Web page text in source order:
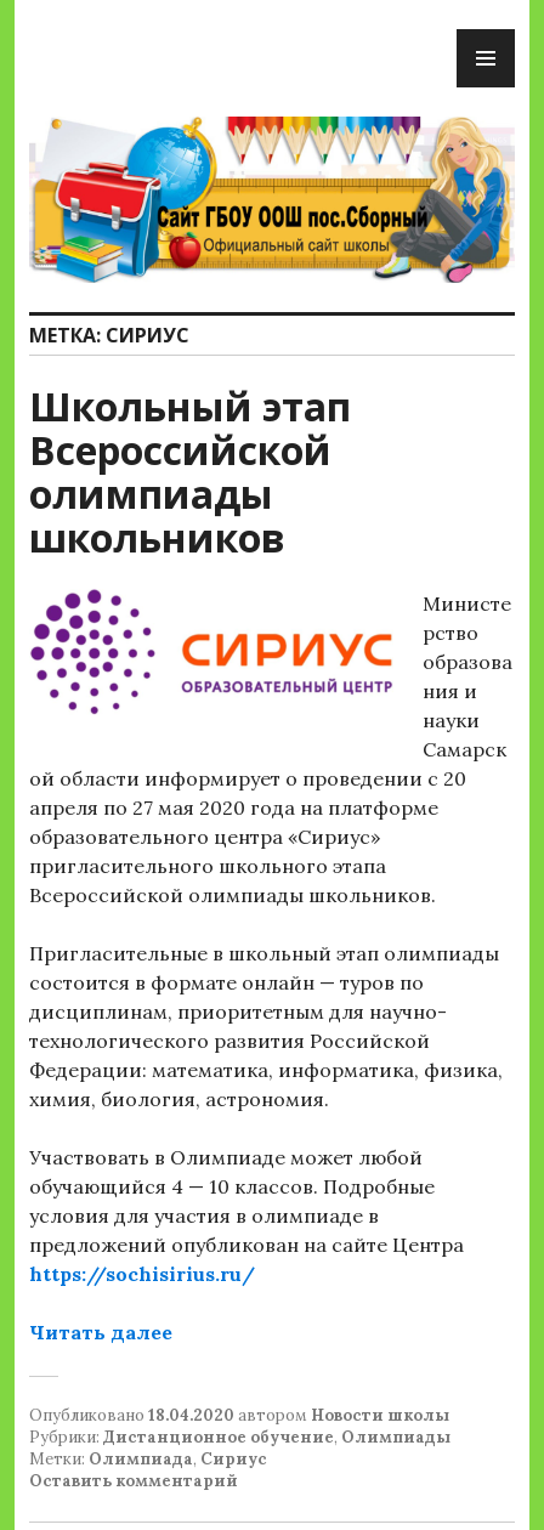
Сайт ГБОУ ООШ пос.Сборный
МЕТКА: СИРИУС
Школьный этап
Всероссийской
олимпиады
школьников
Министе
рство
образова
ния и
науки
Самарск
ой области информирует о проведении с 20
апреля по 27 мая 2020 года на платформе
образовательного центра «Сириус»
пригласительного школьного этапа
Всероссийской олимпиады школьников.
Пригласительные в школьный этап олимпиады
состоится в формате онлайн — туров по
дисциплинам, приоритетным для научно-
технологического развития Российской
Федерации: математика, информатика, физика,
химия, биология, астрономия.
Участвовать в Олимпиаде может любой
обучающийся 4 — 10 классов. Подробные
условия для участия в олимпиаде в
предложений опубликован на сайте Центра
https://sochisirius.ru/
Читать далее«Школьный этап Всероссийской
Опубликовано 18.04.2020 автором Новости школы
Рубрики: Дистанционное обучение, Олимпиады
Метки: Олимпиада, Сириус
Оставить комментарий